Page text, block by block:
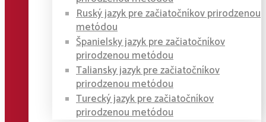
Ruský jazyk pre začiatočníkov prirodzenou
metódou
Španielsky jazyk pre začiatočníkov
prirodzenou metódou
Taliansky jazyk pre začiatočníkov
prirodzenou metódou
Turecký jazyk pre začiatočníkov
prirodzenou metódou